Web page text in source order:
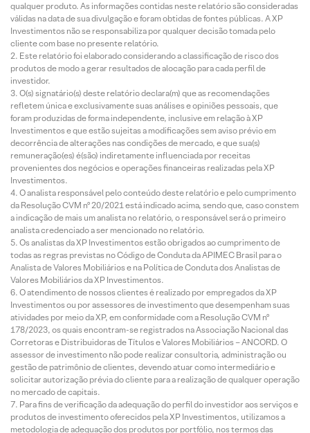
qualquer produto. As informações contidas neste relatório são consideradas
válidas na data de sua divulgação e foram obtidas de fontes públicas. A XP
Investimentos não se responsabiliza por qualquer decisão tomada pelo
cliente com base no presente relatório.
Este relatório foi elaborado considerando a classificação de risco dos
produtos de modo a gerar resultados de alocação para cada perfil de
investidor.
O(s) signatário(s) deste relatório declara(m) que as recomendações
refletem única e exclusivamente suas análises e opiniões pessoais, que
foram produzidas de forma independente, inclusive em relação à XP
Investimentos e que estão sujeitas a modificações sem aviso prévio em
decorrência de alterações nas condições de mercado, e que sua(s)
remuneração(es) é(são) indiretamente influenciada por receitas
provenientes dos negócios e operações financeiras realizadas pela XP
Investimentos.
O analista responsável pelo conteúdo deste relatório e pelo cumprimento
da Resolução CVM nº 20/2021 está indicado acima, sendo que, caso constem
a indicação de mais um analista no relatório, o responsável será o primeiro
analista credenciado a ser mencionado no relatório.
Os analistas da XP Investimentos estão obrigados ao cumprimento de
todas as regras previstas no Código de Conduta da APIMEC Brasil para o
Analista de Valores Mobiliários e na Política de Conduta dos Analistas de
Valores Mobiliários da XP Investimentos.
O atendimento de nossos clientes é realizado por empregados da XP
Investimentos ou por assessores de investimento que desempenham suas
atividades por meio da XP, em conformidade com a Resolução CVM nº
178/2023, os quais encontram-se registrados na Associação Nacional das
Corretoras e Distribuidoras de Títulos e Valores Mobiliários – ANCORD. O
assessor de investimento não pode realizar consultoria, administração ou
gestão de patrimônio de clientes, devendo atuar como intermediário e
solicitar autorização prévia do cliente para a realização de qualquer operação
no mercado de capitais.
Para fins de verificação da adequação do perfil do investidor aos serviços e
produtos de investimento oferecidos pela XP Investimentos, utilizamos a
metodologia de adequação dos produtos por portfólio, nos termos das